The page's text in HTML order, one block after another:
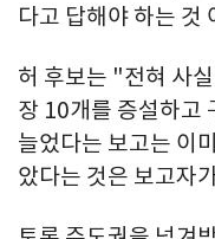
다고 답해야 하는 것
허 후보는 "전혀 사
장 10개를 증설하고
늘었다는 보고는 이
았다는 것은 보고자